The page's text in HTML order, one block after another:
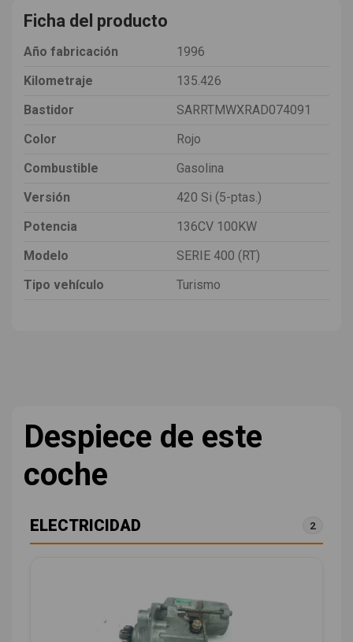
Ficha del producto
Año fabricación
1996
Kilometraje
135.426
Bastidor
SARRTMWXRAD074091
Color
Rojo
Combustible
Gasolina
Versión
420 Si (5-ptas.)
Potencia
136CV 100KW
Modelo
SERIE 400 (RT)
Tipo vehículo
Turismo
Despiece de este
coche
ELECTRICIDAD 2